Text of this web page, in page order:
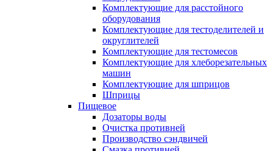
Комплектующие для расстойного
оборудования
Комплектующие для тестоделителей и
округлителей
Комплектующие для тестомесов
Комплектующие для хлеборезательных
машин
Комплектующие для шприцов
Шприцы
Пищевое
Дозаторы воды
Очистка противней
Производство сэндвичей